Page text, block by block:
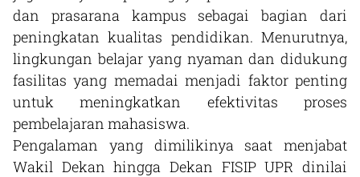
dan prasarana kampus sebagai bagian dari
peningkatan kualitas pendidikan. Menurutnya,
lingkungan belajar yang nyaman dan didukung
fasilitas yang memadai menjadi faktor penting
untuk meningkatkan efektivitas proses
pembelajaran mahasiswa.
Pengalaman yang dimilikinya saat menjabat
Wakil Dekan hingga Dekan FISIP UPR dinilai